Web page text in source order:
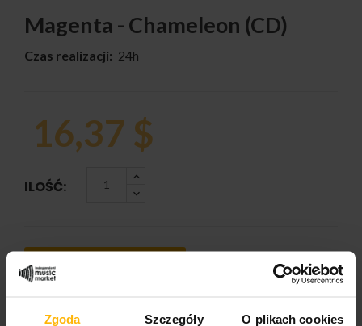
Zgoda Szczegóły O plikach cookies
Magenta - Chameleon (CD)
Czas realizacji: 24h
16,37 $
ILOŚĆ:
DODAJ DO KOSZYKA